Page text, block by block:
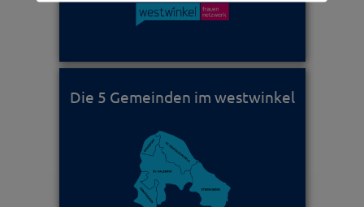
Die 5 Gemeinden im westwinkel